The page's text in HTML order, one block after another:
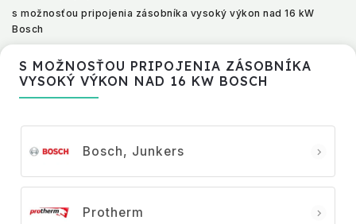
s možnosťou pripojenia zásobníka vysoký výkon nad 16 kW
Bosch
S MOŽNOSŤOU PRIPOJENIA ZÁSOBNÍKA
VYSOKÝ VÝKON NAD 16 KW BOSCH
Bosch, Junkers
Protherm